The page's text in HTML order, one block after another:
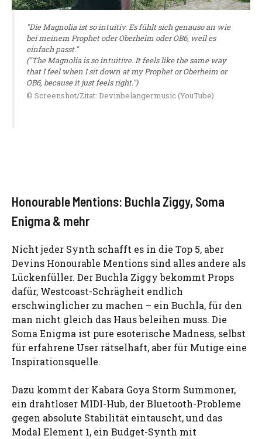
"Die Magnolia ist so intuitiv. Es fühlt sich genauso an wie
bei meinem Prophet oder Oberheim oder OB6, weil es
einfach passt."
("The Magnolia is so intuitive. It feels like the same way
that I feel when I sit down at my Prophet or Oberheim or
OB6, because it just feels right.")
© Screenshot/Zitat: Devinbelangermusic (YouTube)
Honourable Mentions: Buchla Ziggy, Soma
Enigma & mehr
Nicht jeder Synth schafft es in die Top 5, aber
Devins Honourable Mentions sind alles andere als
Lückenfüller. Der Buchla Ziggy bekommt Props
dafür, Westcoast-Schrägheit endlich
erschwinglicher zu machen – ein Buchla, für den
man nicht gleich das Haus beleihen muss. Die
Soma Enigma ist pure esoterische Madness, selbst
für erfahrene User rätselhaft, aber für Mutige eine
Inspirationsquelle.
Dazu kommt der Kabara Goya Storm Summoner,
ein drahtloser MIDI-Hub, der Bluetooth-Probleme
gegen absolute Stabilität eintauscht, und das
Modal Element 1, ein Budget-Synth mit